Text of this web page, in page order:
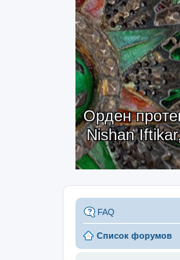
Орден
Nishan
FAQ
Список форумов